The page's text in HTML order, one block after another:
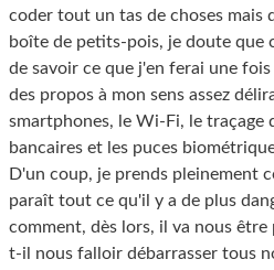
coder tout un tas de choses mais
boîte de petits-pois, je doute que
de savoir ce que j'en ferai une
des propos à mon sens assez
smartphones, le Wi-Fi, le traçage
bancaires et les puces
D'un coup, je prends pleinement
paraît tout ce qu'il y a de plus
comment, dès lors, il va nous être
t-il nous falloir débarrasser tous